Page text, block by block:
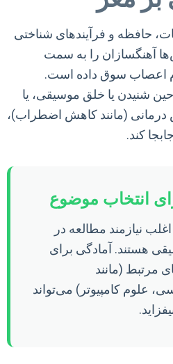
حافظه و فرآیندهای شناختی
آهنگسازان را به سمت
اعصاب سوق داده است.
شنیدن یا خلق موسیقی، یا
(مانند کاهش اضطراب)،
کند.
انتخاب موضوع
نیازمند مطالعه در
هستند. آمادگی برای
مرتبط (مانند
علوم کامپیوتر) می‌تواند